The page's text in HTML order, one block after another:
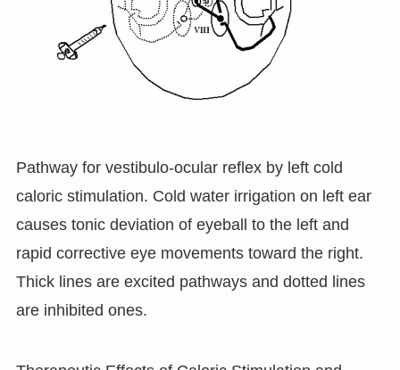
Pathway for vestibulo-ocular reflex by left cold
caloric stimulation. Cold water irrigation on left ear
causes tonic deviation of eyeball to the left and
rapid corrective eye movements toward the right.
Thick lines are excited pathways and dotted lines
are inhibited ones.